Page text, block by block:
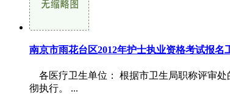
南京市雨花台区2012年护士执业资格考试报名
各医疗卫生单位： 根据市卫生局职称评审处
彻执行。 ...